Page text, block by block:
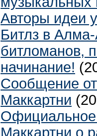
Авторы идеи
Битлз в Алма-
битломанов,
начинание!
Сообщение
Маккартни
Официальное
Маккартни о